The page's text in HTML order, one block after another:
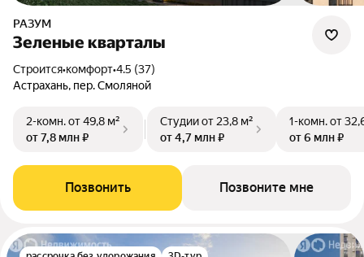
РАЗУМ
Зеленые кварталы
Строится•комфорт•4.5 (37)
Астрахань, пер. Смоляной
2-комн.от 49,8 м²
от 7,8 млн ₽
Студииот 23,8 м²
от 4,7 млн ₽
1-комн.от
от 6 млн ₽
Позвонить Позвоните мне